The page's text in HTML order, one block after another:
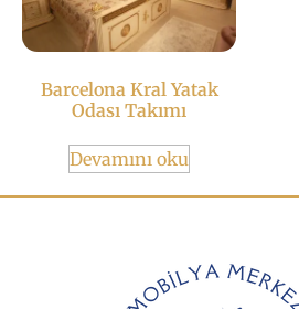
Barcelona Kral Yatak
Odası Takımı
Devamını oku